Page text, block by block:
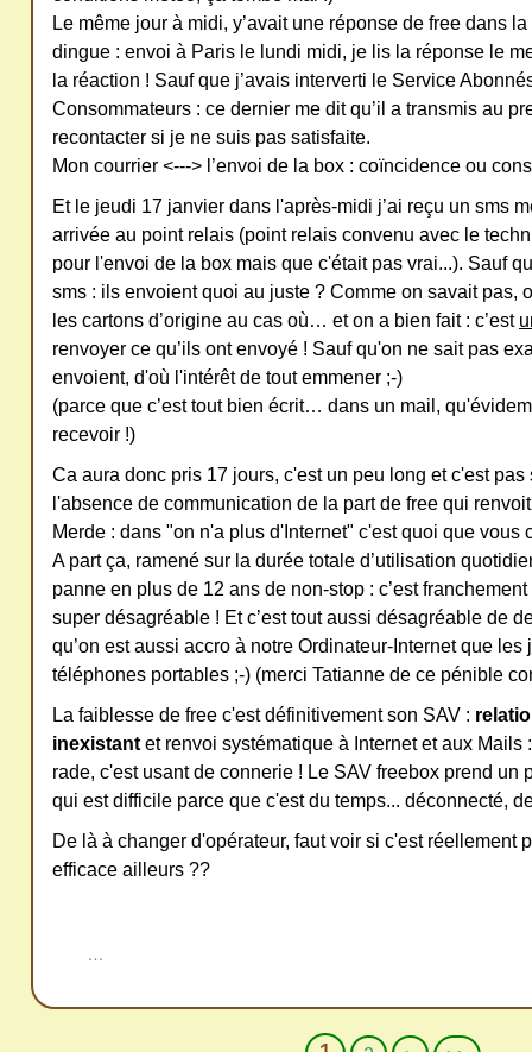
Le même jour à midi, y’avait une réponse de free dans
dingue : envoi à Paris le lundi midi, je lis la réponse le
la réaction ! Sauf que j’avais interverti le Service
Consommateurs : ce dernier me dit qu’il a transmis au
recontacter si je ne suis pas satisfaite.
Mon courrier <---> l’envoi de la box : coïncidence ou
Et le jeudi 17 janvier dans l'après-midi j’ai reçu un sms
arrivée au point relais (point relais convenu avec le
pour l'envoi de la box mais que c'était pas vrai...). Sauf
sms : ils envoient quoi au juste ? Comme on savait pas,
les cartons d’origine au cas où… et on a bien fait : c’est
renvoyer ce qu’ils ont envoyé ! Sauf qu'on ne sait pas
envoient, d'où l'intérêt de tout emmener ;-)
(parce que c’est tout bien écrit… dans un mail,
recevoir !)
Ca aura donc pris 17 jours, c'est un peu long et c'est
l'absence de communication de la part de free qui
Merde : dans "on n'a plus d'Internet" c'est quoi que vous
A part ça, ramené sur la durée totale d’utilisation
panne en plus de 12 ans de non-stop : c’est
super désagréable ! Et c’est tout aussi désagréable de
qu’on est aussi accro à notre Ordinateur-Internet que les
téléphones portables ;-) (merci Tatianne de ce pénible
La faiblesse de free c'est définitivement son SAV :
inexistant et renvoi systématique à Internet et aux Mails
rade, c'est usant de connerie ! Le SAV freebox prend un
qui est difficile parce que c'est du temps... déconnecté,
De là à changer d'opérateur, faut voir si c'est réellement
efficace ailleurs ??
…